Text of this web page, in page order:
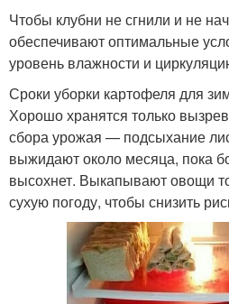
Чтобы клубни не сгнили и не
обеспечивают оптимальные
уровень влажности и
Сроки уборки картофеля для
Хорошо хранятся только
сбора урожая — подсыхание
выжидают около месяца, пока
высохнет. Выкапывают овощи
сухую погоду, чтобы снизить